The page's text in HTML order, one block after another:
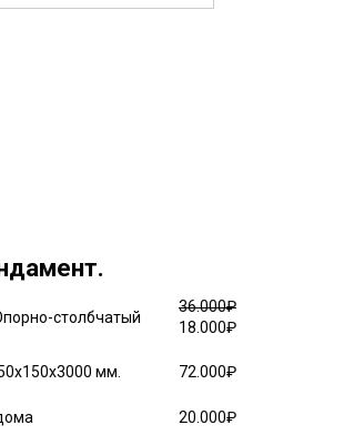
столбчатый
36.000₽
18.000₽
мм. 72.000₽
20.000₽